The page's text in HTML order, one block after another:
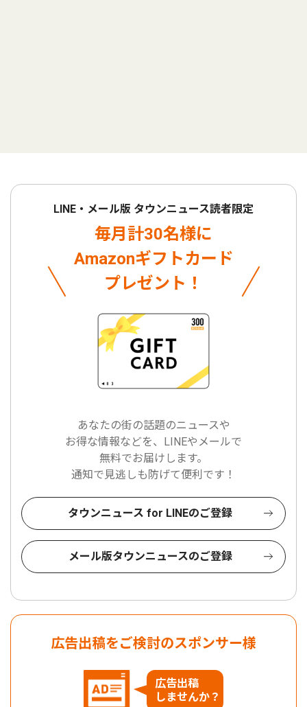
LINE・メール版 タウンニュース読者限定
毎月計30名様に
Amazonギフトカード
プレゼント！
あなたの街の話題のニュースや
お得な情報などを、LINEやメールで
無料でお届けします。
通知で見逃しも防げて便利です！
タウンニュース for LINEのご登録
メール版タウンニュースのご登録
広告出稿をご検討のスポンサー様
広告出稿
しませんか？